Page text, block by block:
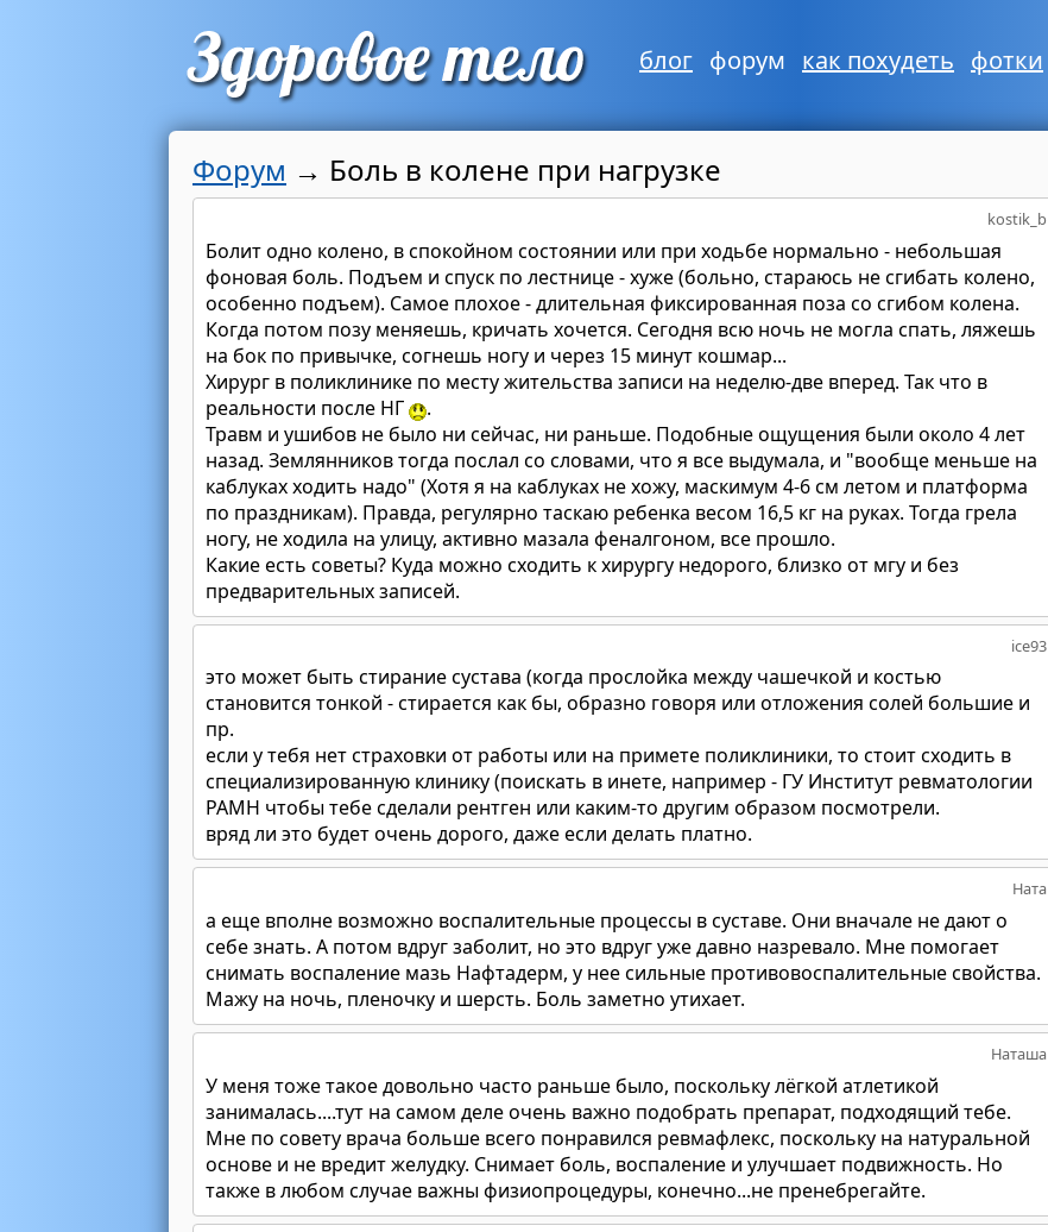
блог форум как похудеть фотки
Форум → Боль в колене при нагрузке
kostik_b
Болит одно колено, в спокойном состоянии или при ходьбе нормально - небольшая
фоновая боль. Подъем и спуск по лестнице - хуже (больно, стараюсь не сгибать колено,
особенно подъем). Самое плохое - длительная фиксированная поза со сгибом колена.
Когда потом позу меняешь, кричать хочется. Сегодня всю ночь не могла спать, ляжешь
на бок по привычке, согнешь ногу и через 15 минут кошмар...
Хирург в поликлинике по месту жительства записи на неделю-две вперед. Так что в
реальности после НГ
.
Травм и ушибов не было ни сейчас, ни раньше. Подобные ощущения были около 4 лет
назад. Землянников тогда послал со словами, что я все выдумала, и "вообще меньше на
каблуках ходить надо" (Хотя я на каблуках не хожу, маскимум 4-6 см летом и платформа
по праздникам). Правда, регулярно таскаю ребенка весом 16,5 кг на руках. Тогда грела
ногу, не ходила на улицу, активно мазала феналгоном, все прошло.
Какие есть советы? Куда можно сходить к хирургу недорого, близко от мгу и без
предварительных записей.
ice93
это может быть стирание сустава (когда прослойка между чашечкой и костью
становится тонкой - стирается как бы, образно говоря или отложения солей большие и
пр.
если у тебя нет страховки от работы или на примете поликлиники, то стоит сходить в
специализированную клинику (поискать в инете, например - ГУ Институт ревматологии
РАМН чтобы тебе сделали рентген или каким-то другим образом посмотрели.
вряд ли это будет очень дорого, даже если делать платно.
Ната
а еще вполне возможно воспалительные процессы в суставе. Они вначале не дают о
себе знать. А потом вдруг заболит, но это вдруг уже давно назревало. Мне помогает
снимать воспаление мазь Нафтадерм, у нее сильные противовоспалительные свойства.
Мажу на ночь, пленочку и шерсть. Боль заметно утихает.
Наташа
У меня тоже такое довольно часто раньше было, поскольку лёгкой атлетикой
занималась....тут на самом деле очень важно подобрать препарат, подходящий тебе.
Мне по совету врача больше всего понравился ревмафлекс, поскольку на натуральной
основе и не вредит желудку. Снимает боль, воспаление и улучшает подвижность. Но
также в любом случае важны физиопроцедуры, конечно...не пренебрегайте.